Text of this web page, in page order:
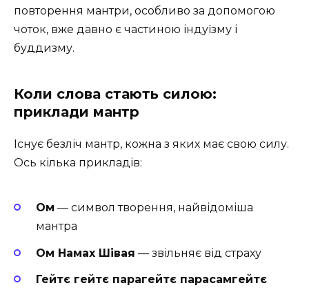
повторення мантри, особливо за допомогою
чоток, вже давно є частиною індуїзму і
буддизму.
Коли слова стають силою:
приклади мантр
Існує безліч мантр, кожна з яких має свою силу.
Ось кілька прикладів:
Ом — символ творення, найвідоміша
мантра
Ом Намах Шівая — звільняє від страху
Гейтє гейтє парагейтє парасамгейтє